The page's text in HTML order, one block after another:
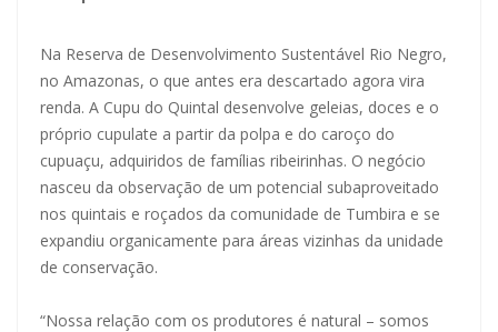
Na Reserva de Desenvolvimento Sustentável Rio Negro,
no Amazonas, o que antes era descartado agora vira
renda. A Cupu do Quintal desenvolve geleias, doces e o
próprio cupulate a partir da polpa e do caroço do
cupuaçu, adquiridos de famílias ribeirinhas. O negócio
nasceu da observação de um potencial subaproveitado
nos quintais e roçados da comunidade de Tumbira e se
expandiu organicamente para áreas vizinhas da unidade
de conservação.
“Nossa relação com os produtores é natural – somos